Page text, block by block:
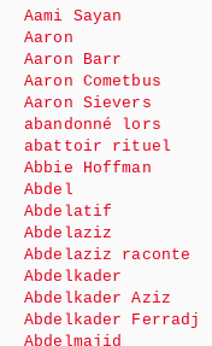
Aami Sayan
Aaron
Aaron Barr
Aaron Cometbus
Aaron Sievers
abandonné lors
abattoir rituel
Abbie Hoffman
Abdel
Abdelatif
Abdelaziz
Abdelaziz raconte
Abdelkader
Abdelkader Aziz
Abdelkader Ferradj
Abdelmajid